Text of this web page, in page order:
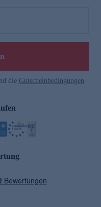
die Gutscheinbedingungen